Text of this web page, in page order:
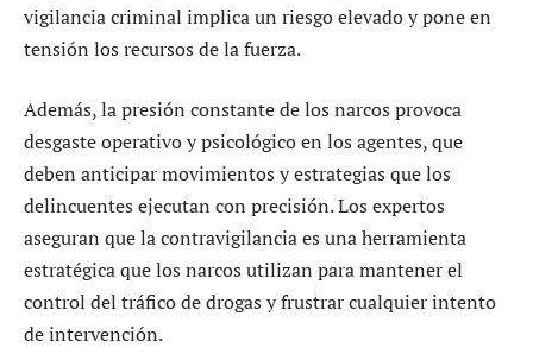
vigilancia criminal implica un riesgo elevado y pone en
tensión los recursos de la fuerza.
Además, la presión constante de los narcos provoca
desgaste operativo y psicológico en los agentes, que
deben anticipar movimientos y estrategias que los
delincuentes ejecutan con precisión. Los expertos
aseguran que la contravigilancia es una herramienta
estratégica que los narcos utilizan para mantener el
control del tráfico de drogas y frustrar cualquier intento
de intervención.